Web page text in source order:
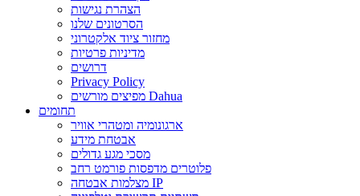
הצהרת נגישות
הסרטונים שלנו
מחזור ציוד אלקטרוני
מדיניות פרטיות
דרושים
Privacy Policy
מפיצים מורשים Dahua
תחומים
ארגונומיה ומטהרי אוויר
אבטחת מידע
מסכי מגע גדולים
פלוטרים מדפסות פורמט רחב
מצלמות אבטחה IP